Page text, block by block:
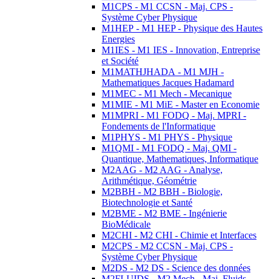
M1CPS - M1 CCSN - Maj. CPS -
Système Cyber Physique
M1HEP - M1 HEP - Physique des Hautes
Energies
M1IES - M1 IES - Innovation, Entreprise
et Société
M1MATHJHADA - M1 MJH -
Mathematiques Jacques Hadamard
M1MEC - M1 Mech - Mecanique
M1MIE - M1 MiE - Master en Economie
M1MPRI - M1 FODQ - Maj. MPRI -
Fondements de l'Informatique
M1PHYS - M1 PHYS - Physique
M1QMI - M1 FODQ - Maj. QMI -
Quantique, Mathematiques, Informatique
M2AAG - M2 AAG - Analyse,
Arithmétique, Géométrie
M2BBH - M2 BBH - Biologie,
Biotechnologie et Santé
M2BME - M2 BME - Ingénierie
BioMédicale
M2CHI - M2 CHI - Chimie et Interfaces
M2CPS - M2 CCSN - Maj. CPS -
Système Cyber Physique
M2DS - M2 DS - Science des données